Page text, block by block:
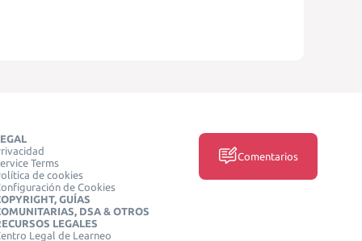
Terms
de cookies
de Cookies
GUÍAS
DSA & OTROS
LEGALES
Legal de Learneo
Comentarios